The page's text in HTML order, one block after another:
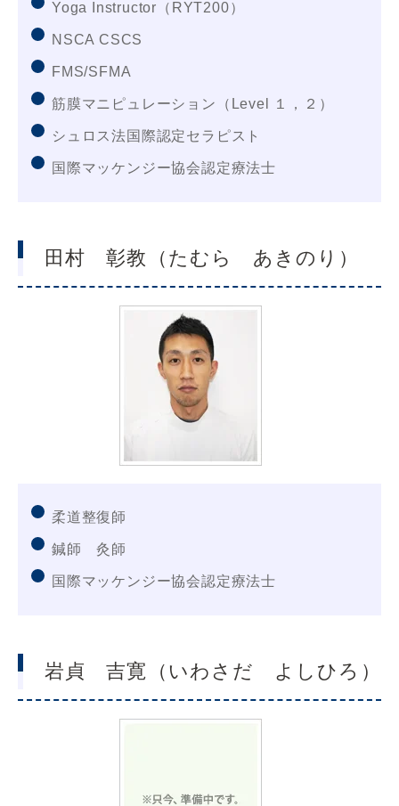
Yoga Instructor（RYT200）
NSCA CSCS
FMS/SFMA
筋膜マニピュレーション（Level １，２）
シュロス法国際認定セラピスト
国際マッケンジー協会認定療法士
田村 彰教（たむら あきのり）
柔道整復師
鍼師 灸師
国際マッケンジー協会認定療法士
岩貞 吉寛（いわさだ よしひろ）